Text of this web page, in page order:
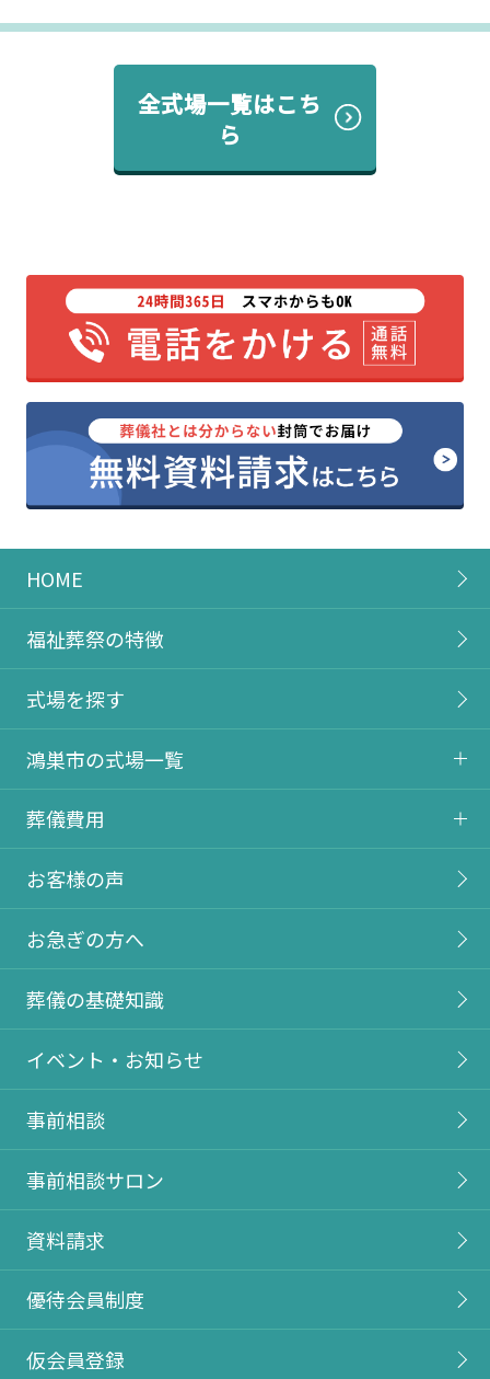
全式場一覧はこち
ら
HOME
福祉葬祭の特徴
式場を探す
鴻巣市の式場一覧
葬儀費用
お客様の声
お急ぎの方へ
葬儀の基礎知識
イベント・お知らせ
事前相談
事前相談サロン
資料請求
優待会員制度
仮会員登録